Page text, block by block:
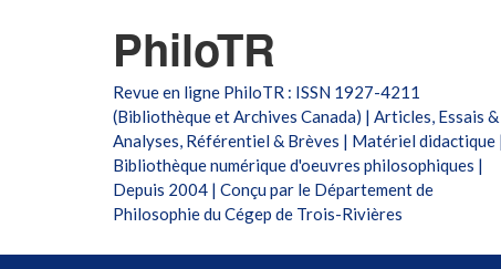
PhiloTR
Revue en ligne PhiloTR : ISSN 1927-4211
(Bibliothèque et Archives Canada) | Articles, Essais &
Analyses, Référentiel & Brèves | Matériel didactique
Bibliothèque numérique d'oeuvres philosophiques |
Depuis 2004 | Conçu par le Département de
Philosophie du Cégep de Trois-Rivières